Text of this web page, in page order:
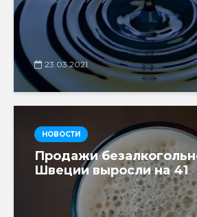
23.03.2021
НОВОСТИ
Продажи
Швеции выросли на 41